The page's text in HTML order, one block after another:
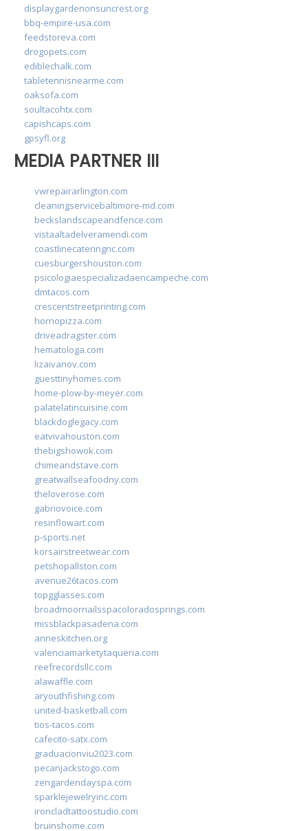
displaygardenonsuncrest.org
bbq-empire-usa.com
feedstoreva.com
drogopets.com
ediblechalk.com
tabletennisnearme.com
oaksofa.com
soultacohtx.com
capishcaps.com
gpsyfl.org
MEDIA PARTNER III
vwrepairarlington.com
cleaningservicebaltimore-md.com
beckslandscapeandfence.com
vistaaltadelveramendi.com
coastlinecateringnc.com
cuesburgershouston.com
psicologiaespecializadaencampeche.com
dmtacos.com
crescentstreetprinting.com
hornopizza.com
driveadragster.com
hematologa.com
lizaivanov.com
guesttinyhomes.com
home-plow-by-meyer.com
palatelatincuisine.com
blackdoglegacy.com
eatvivahouston.com
thebigshowok.com
chimeandstave.com
greatwallseafoodny.com
theloverose.com
gabriovoice.com
resinflowart.com
p-sports.net
korsairstreetwear.com
petshopallston.com
avenue26tacos.com
topgglasses.com
broadmoornailsspacoloradosprings.com
missblackpasadena.com
anneskitchen.org
valenciamarketytaqueria.com
reefrecordsllc.com
alawaffle.com
aryouthfishing.com
united-basketball.com
tios-tacos.com
cafecito-satx.com
graduacionviu2023.com
pecanjackstogo.com
zengardendayspa.com
sparklejewelryinc.com
ironcladtattoostudio.com
bruinshome.com